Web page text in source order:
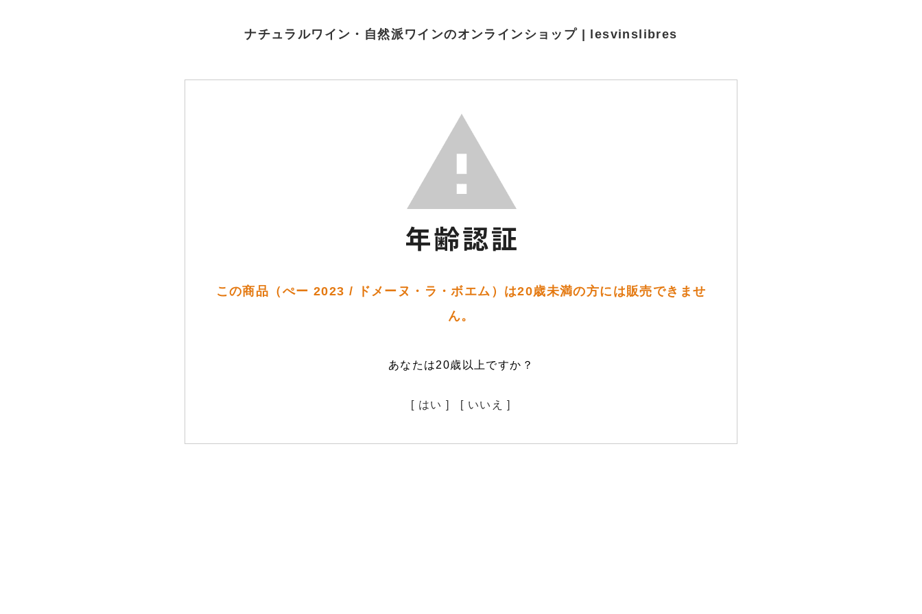
ナチュラルワイン・自然派ワインのオンラインショップ | lesvinslibres
この商品（ぺー 2023 / ドメーヌ・ラ・ボエム）は20歳未満の方には販売できませ
ん。
あなたは20歳以上ですか？
[ はい ] [ いいえ ]